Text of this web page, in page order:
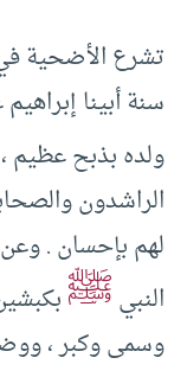
تشرع الأضحية
سنة أبينا
ولده بذبح
الراشدون
لهم بإحسان .
النبيﷺ
وسمى وكبر ،